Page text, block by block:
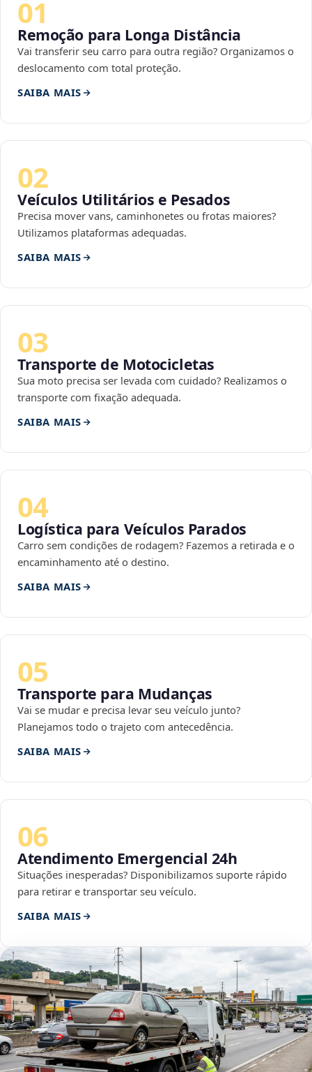
01
Remoção para Longa Distância
Vai transferir seu carro para outra região? Organizamos o
deslocamento com total proteção.
SAIBA MAIS
02
Veículos Utilitários e Pesados
Precisa mover vans, caminhonetes ou frotas maiores?
Utilizamos plataformas adequadas.
SAIBA MAIS
03
Transporte de Motocicletas
Sua moto precisa ser levada com cuidado? Realizamos o
transporte com fixação adequada.
SAIBA MAIS
04
Logística para Veículos Parados
Carro sem condições de rodagem? Fazemos a retirada e o
encaminhamento até o destino.
SAIBA MAIS
05
Transporte para Mudanças
Vai se mudar e precisa levar seu veículo junto?
Planejamos todo o trajeto com antecedência.
SAIBA MAIS
06
Atendimento Emergencial 24h
Situações inesperadas? Disponibilizamos suporte rápido
para retirar e transportar seu veículo.
SAIBA MAIS